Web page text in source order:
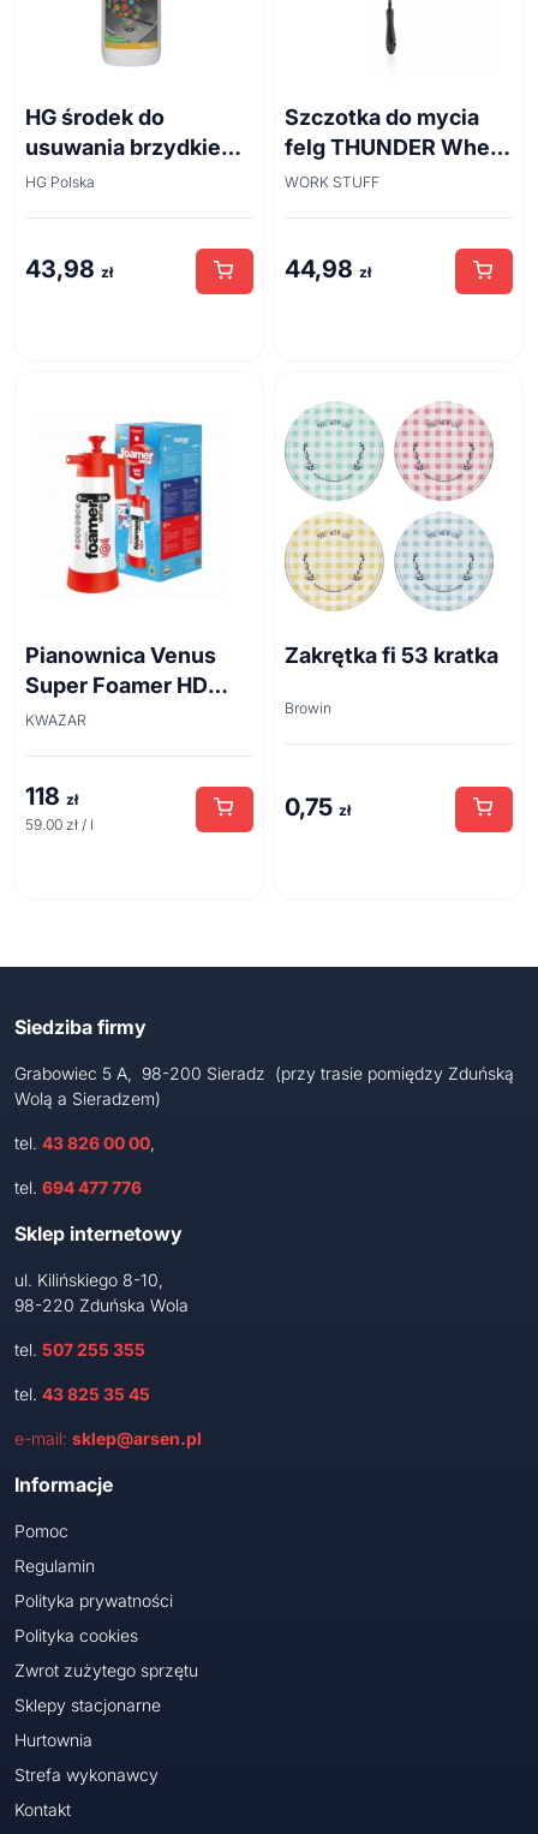
HG środek do
usuwania brzydkiego
zapachu z odpływów
HG Polska
43,98 zł
Szczotka do mycia
felg THUNDER Wheel
Brush 45cm
WORK STUFF
44,98 zł
Pianownica Venus
Super Foamer HD
acid line 2L
KWAZAR
118 zł
59.00 zł / l
Zakrętka fi 53 kratka
Browin
0,75 zł
Siedziba firmy
Grabowiec 5 A, 98-200 Sieradz (przy trasie pomiędzy Zduńską
Wolą a Sieradzem)
tel. 43 826 00 00,
tel. 694 477 776
Sklep internetowy
ul. Kilińskiego 8-10,
98-220 Zduńska Wola
tel. 507 255 355
tel. 43 825 35 45
e-mail: sklep@arsen.pl
Informacje
Pomoc
Regulamin
Polityka prywatności
Polityka cookies
Zwrot zużytego sprzętu
Sklepy stacjonarne
Hurtownia
Strefa wykonawcy
Kontakt